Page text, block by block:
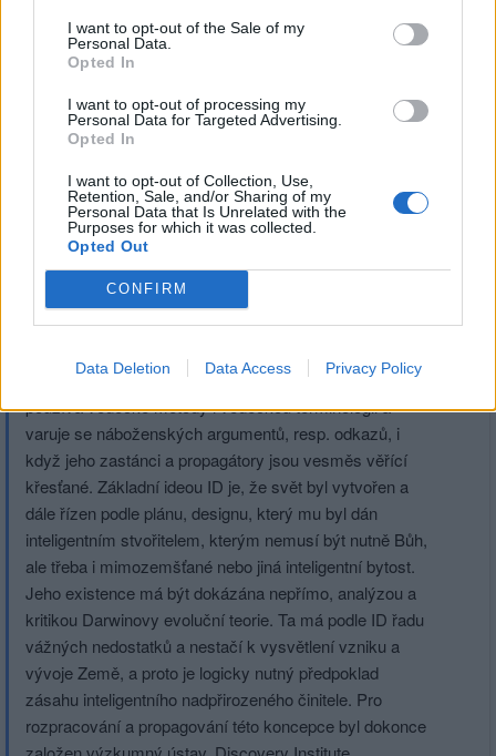
I want to opt-out of the Sale of my
Personal Data.
Opted In
I want to opt-out of processing my
Personal Data for Targeted Advertising.
Opted In
I want to opt-out of Collection, Use,
Retention, Sale, and/or Sharing of my
Personal Data that Is Unrelated with the
Purposes for which it was collected.
Opted Out
CONFIRM
Data Deletion Data Access Privacy Policy
Reklama
rose66 |Předmět: ID
Intelligent design (ID - běžně používaná zkratka),
inteligentní projekt, plán, vznikl v USA v 80. letech 20.
století jako nová varianta vědeckého kreacionismu (viz
Kreacionismus), která se vzdává spojení s
akademických nábožensky orientovaných kruhů,
používá vědecké metody i vědeckou terminologii a
varuje se náboženských argumentů, resp. odkazů, i
když jeho zastánci a propagátory jsou vesměs věřící
křesťané. Základní ideou ID je, že svět byl vytvořen a
dále řízen podle plánu, designu, který mu byl dán
inteligentním stvořitelem, kterým nemusí být nutně Bůh,
ale třeba i mimozemšťané nebo jiná inteligentní bytost.
Jeho existence má být dokázána nepřímo, analýzou a
kritikou Darwinovy evoluční teorie. Ta má podle ID řadu
vážných nedostatků a nestačí k vysvětlení vzniku a
vývoje Země, a proto je logicky nutný předpoklad
zásahu inteligentního nadpřirozeného činitele. Pro
rozpracování a propagování této koncepce byl dokonce